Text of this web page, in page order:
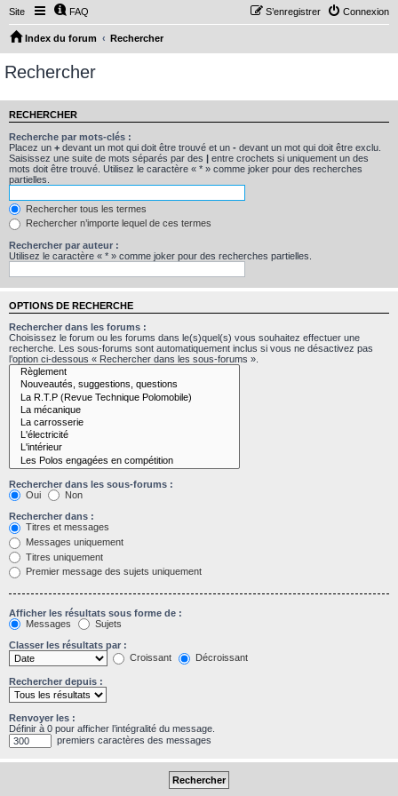
Site FAQ Connexion
S’enregistrer
Index du forum Rechercher
Rechercher
RECHERCHER
Recherche par mots-clés :
Placez un + devant un mot qui doit être trouvé et un - devant un mot qui doit être exclu.
Saisissez une suite de mots séparés par des | entre crochets si uniquement un des
mots doit être trouvé. Utilisez le caractère « * » comme joker pour des recherches
partielles.
Rechercher tous les termes
Rechercher n’importe lequel de ces termes
Rechercher par auteur :
Utilisez le caractère « * » comme joker pour des recherches partielles.
OPTIONS DE RECHERCHE
Rechercher dans les forums :
Choisissez le forum ou les forums dans le(s)quel(s) vous souhaitez effectuer une
recherche. Les sous-forums sont automatiquement inclus si vous ne désactivez pas
l’option ci-dessous « Rechercher dans les sous-forums ».
Rechercher dans les sous-forums :
Oui
Non
Rechercher dans :
Titres et messages
Messages uniquement
Titres uniquement
Premier message des sujets uniquement
Afficher les résultats sous forme de :
Messages
Sujets
Classer les résultats par :
Croissant
Décroissant
Rechercher depuis :
Renvoyer les :
Définir à 0 pour afficher l’intégralité du message.
premiers caractères des messages